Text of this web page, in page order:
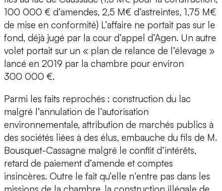
100 000 € d’amendes, 2,5 M€ d’astreintes, 1,75 M€
de mise en conformité) L’affaire ne portait pas sur le
fond, déjà jugé par la cour d’appel d’Agen. Un autre
volet portait sur un « plan de relance de l’élevage »
lancé en 2019 par la chambre pour environ
300 000 €.
Parmi les faits reprochés : construction du lac
malgré l’annulation de l’autorisation
environnementale, attribution de marchés publics à
des sociétés liées à des élus, embauche du fils de M.
Bousquet-Cassagne malgré le conflit d’intérêts,
retard de paiement d’amende et comptes
insincères. Outre le fait qu’elle n’entre pas dans les